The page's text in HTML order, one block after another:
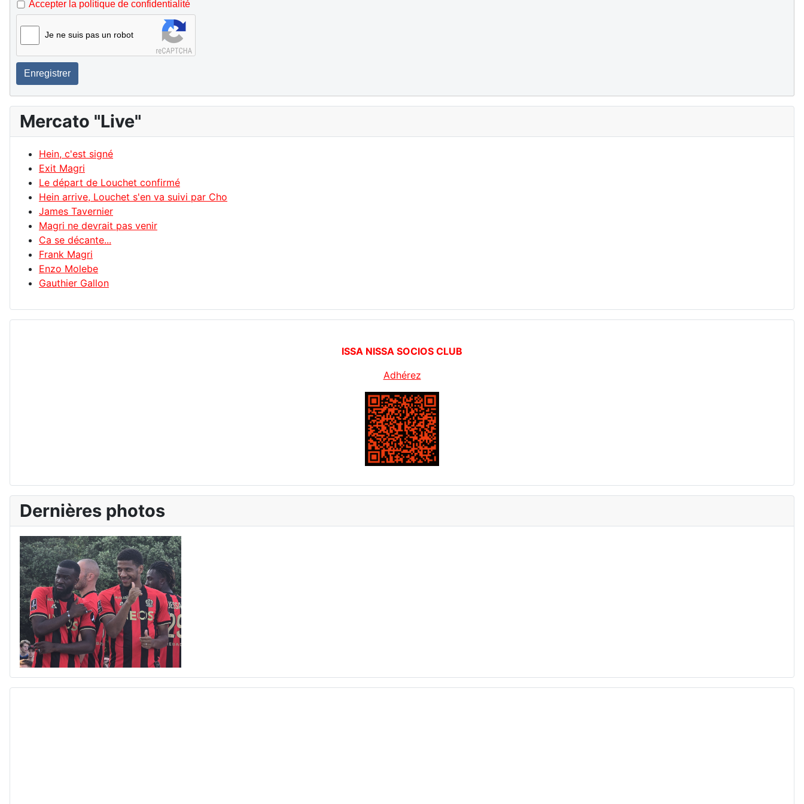
Accepter la politique de confidentialité
Je ne suis pas un robot
Enregistrer
Mercato "Live"
Hein, c'est signé
Exit Magri
Le départ de Louchet confirmé
Hein arrive, Louchet s'en va suivi par Cho
James Tavernier
Magri ne devrait pas venir
Ca se décante...
Frank Magri
Enzo Molebe
Gauthier Gallon
ISSA NISSA SOCIOS CLUB
Adhérez
Dernières photos